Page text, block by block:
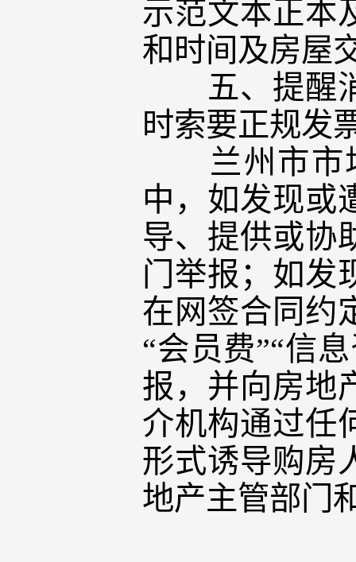
示范文本正本
和时间及房屋
五、提醒消
时索要正规发
兰州市市场
中，如发现或
导、提供或协
门举报；如发
在网签合同约
“会员费”“信
报，并向房地
介机构通过任
形式诱导购房
地产主管部门